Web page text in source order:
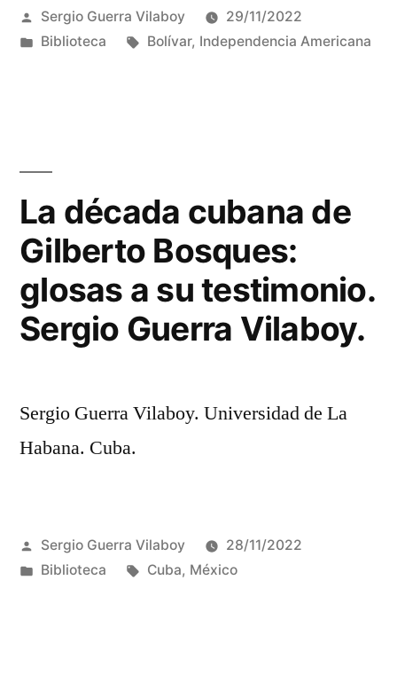
Publicado
por
Sergio Guerra Vilaboy
29/11/2022
Publicado
Biblioteca Etiquetas:
Bolívar, Independencia Americana
La década cubana de
Gilberto Bosques:
glosas a su testimonio.
Sergio Guerra Vilaboy.
Sergio Guerra Vilaboy. Universidad de La
Habana. Cuba.
Publicado
por
Sergio Guerra Vilaboy
28/11/2022
Publicado
Biblioteca Etiquetas:
Cuba, México